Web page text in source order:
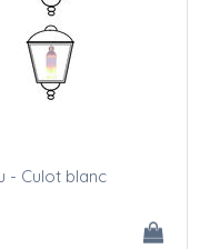
- Culot blanc